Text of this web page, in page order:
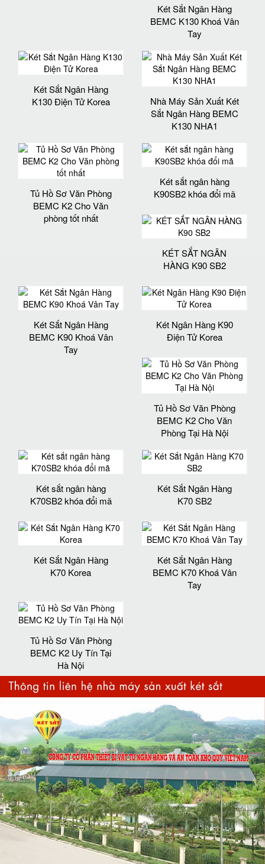
Két Sắt Ngân Hàng
BEMC K130 Khoá Vân
Tay
Két Sắt Ngân Hàng
K130 Điện Tử Korea
Nhà Máy Sản Xuất Két
Sắt Ngân Hàng BEMC
K130 NHA1
Tủ Hồ Sơ Văn Phòng
BEMC K2 Cho Văn
phòng tốt nhất
Két sắt ngân hàng
K90SB2 khóa đổi mã
KÉT SẮT NGÂN
HÀNG K90 SB2
Két Sắt Ngân Hàng
BEMC K90 Khoá Vân
Tay
Két Ngân Hàng K90
Điện Tử Korea
Tủ Hồ Sơ Văn Phòng
BEMC K2 Cho Văn
Phòng Tại Hà Nội
Két sắt ngân hàng
K70SB2 khóa đổi mã
Két Sắt Ngân Hàng
K70 SB2
Két Sắt Ngân Hàng
K70 Korea
Két Sắt Ngân Hàng
BEMC K70 Khoá Vân
Tay
Tủ Hồ Sơ Văn Phòng
BEMC K2 Uy Tín Tại
Hà Nội